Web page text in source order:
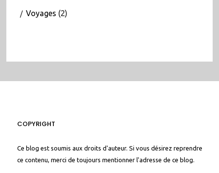
Voyages (2)
COPYRIGHT
Ce blog est soumis aux droits d'auteur. Si vous désirez reprendre
ce contenu, merci de toujours mentionner l'adresse de ce blog.